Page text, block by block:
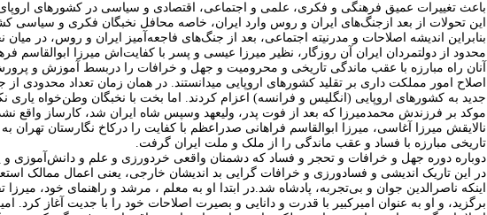
باعث تغییرات عمیق فرهنگی و فکری، علمی و اجتماعی، اقتصادی و سیاسی در کشورهای
این تحولات از بعد ازجنگ‌های ایران و روس وارد ایران، خاصه محافل نخبگان فکری و سیاسی
بنابراین اندیشه اصلاحات و مدرنیته اجتماعی، بعد از جنگ‌های فاجعه‌آمیز ایران و روس، در
محدود از دولتمردان ایران آن روزگار، نظیر میرزا عیسی و پسر با کفایت‌اش میرزا ابوالقاسم
آنان راه مبارزه با عقب ماندگی تاریخی و محرومیت و جهل و خرافات را دربسط آموزش و
اصلاح امور مملکت داری بر تقلید کشورهای اروپایی میدانستند. در همان زمان تعداد محدودی
جدید به کشورهای اروپایی (انگلیس و فرانسه) اعزام کردند. اما بخت با نخبگان وطن‌خواه
موکد بر فرزندش محمدمیرزا که بعد از فوت پدر، ولیعهد وسپس شاه ایران شد، کارساز واقع
نالایقش میرزا آغاسی، میرزا ابوالقاسم فراهانی صدراعظم با کفایت را درکاخ نگارستان
تاریخی مبارزه با فساد و عقب ماندگی را از ملک و ملت ایران گرفت.
دوباره دوره جهل و خرافات و تحجر و فساد که دشمنان واقعی خردورزی و علم و دانش‌آموزی و
در این تاریک اندیشی و فسادورزی و خرافات گرایی بد اندیشان خارجی، یعنی اعمال ممالک
اینکه ناصرالدین جوان و بی‌تجربه، پادشاه شد.در ابتدا او به معلم ، مرشد و راهنمای خود،
برگزید، و او به عنوان امیرکبیر با قدرت و دانایی و بصیرت اصلاحات خود را با جدیت آغاز